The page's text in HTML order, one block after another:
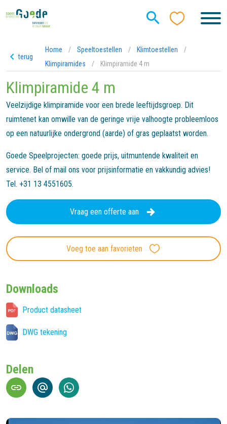
terug
Home / Speeltoestellen / Klimtoestellen
/
Klimpiramides
/ Klimpiramide 4 m
Klimpiramide 4 m
Veelzijdige klimpiramide voor een brede leeftijdsgroep. Dit
ruimtenet kan omwille van de geringe vrije valhoogte probleemloos
op een natuurlijke ondergrond (aarde) of gras geplaatst worden.
Goede Speelprojecten: goede prijs, uitmuntende kwaliteit en
service. Bel of mail ons voor prijsinformatie en vakkundig advies!
Tel. +31 13 4551605.
Vraag een offerte aan
Voeg toe aan favorieten
Downloads
Product datasheet
DWG tekening
Delen